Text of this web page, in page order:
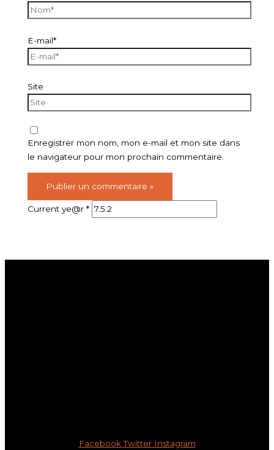
E-mail*
Site
Enregistrer mon nom, mon e-mail et mon site dans
le navigateur pour mon prochain commentaire.
Current ye@r *
Facebook Twitter Instagram